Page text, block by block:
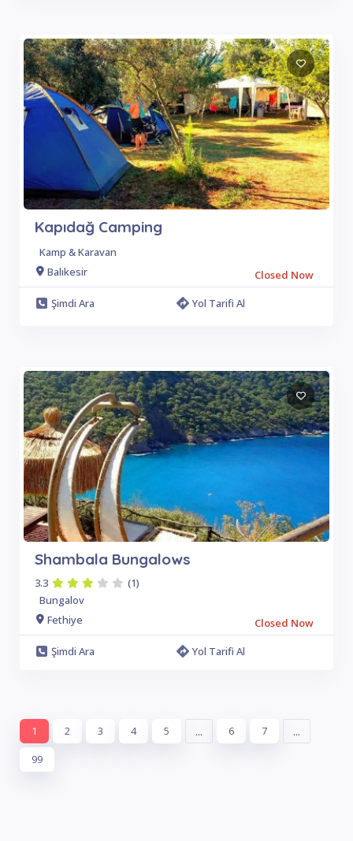
Kapıdağ Camping
Kamp & Karavan
Balıkesir
Closed Now
Şimdi Ara
Yol Tarifi Al
Shambala Bungalows
3.3
(1)
Bungalov
Fethiye
Closed Now
Şimdi Ara
Yol Tarifi Al
1 2 3 4 5 ... 6 7 ...
99